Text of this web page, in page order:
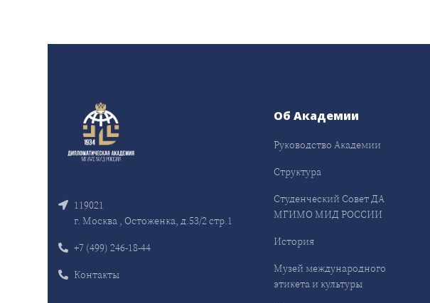
119021
г. Москва , Остоженка, д.53/2 стр.1
+7 (499) 246-18-44
Контакты
Об Академии
Руководство Академии
Структура
Студенческий Совет ДА
МГИМО МИД РОССИИ
История
Музей международного
этикета и культуры